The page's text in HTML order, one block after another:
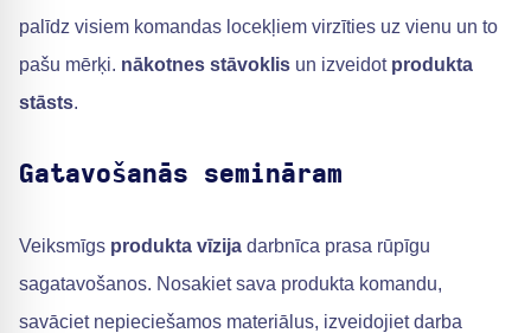
palīdz visiem komandas locekļiem virzīties uz vienu un to
pašu mērķi. nākotnes stāvoklis un izveidot produkta
stāsts.
Gatavošanās semināram
Veiksmīgs produkta vīzija darbnīca prasa rūpīgu
sagatavošanos. Nosakiet sava produkta komandu,
savāciet nepieciešamos materiālus, izveidojiet darba